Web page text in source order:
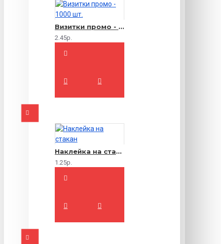
Визитки промо - 1000 шт.
2.45р.
Наклейка на стакан
1.25р.